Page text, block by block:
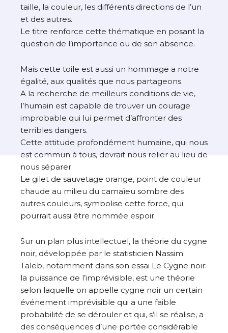
taille, la couleur, les différents directions de l’un
et des autres.
Le titre renforce cette thématique en posant la
question de l’importance ou de son absence.
Mais cette toile est aussi un hommage a notre
égalité, aux qualités que nous partageons.
A la recherche de meilleurs conditions de vie,
l’humain est capable de trouver un courage
improbable qui lui permet d’affronter des
terribles dangers.
Cette attitude profondément humaine, qui nous
est commun à tous, devrait nous relier au lieu de
nous séparer.
Le gilet de sauvetage orange, point de couleur
chaude au milieu du camaïeu sombre des
autres couleurs, symbolise cette force, qui
pourrait aussi être nommée espoir.
Sur un plan plus intellectuel, la théorie du cygne
noir, développée par le statisticien Nassim
Taleb, notamment dans son essai Le Cygne noir:
la puissance de l’imprévisible, est une théorie
selon laquelle on appelle cygne noir un certain
événement imprévisible qui a une faible
probabilité de se dérouler et qui, s’il se réalise, a
des conséquences d’une portée considérable